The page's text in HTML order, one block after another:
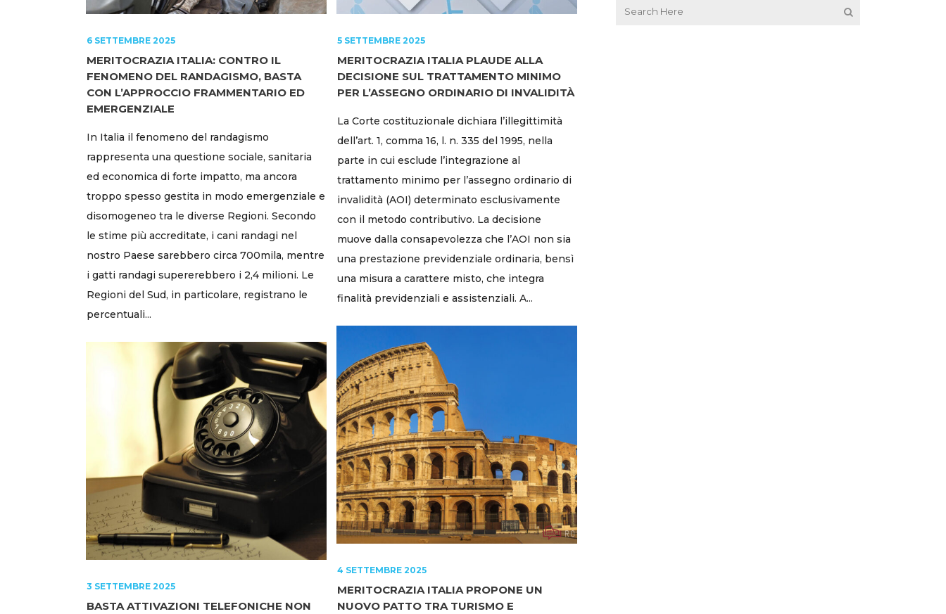
6 SETTEMBRE 2025
MERITOCRAZIA ITALIA: CONTRO IL
FENOMENO DEL RANDAGISMO, BASTA
CON L’APPROCCIO FRAMMENTARIO ED
EMERGENZIALE
In Italia il fenomeno del randagismo
rappresenta una questione sociale, sanitaria
ed economica di forte impatto, ma ancora
troppo spesso gestita in modo emergenziale e
disomogeneo tra le diverse Regioni. Secondo
le stime più accreditate, i cani randagi nel
nostro Paese sarebbero circa 700mila, mentre
i gatti randagi supererebbero i 2,4 milioni. Le
Regioni del Sud, in particolare, registrano le
percentuali...
5 SETTEMBRE 2025
MERITOCRAZIA ITALIA PLAUDE ALLA
DECISIONE SUL TRATTAMENTO MINIMO
PER L’ASSEGNO ORDINARIO DI INVALIDITÀ
La Corte costituzionale dichiara l’illegittimità
dell’art. 1, comma 16, l. n. 335 del 1995, nella
parte in cui esclude l’integrazione al
trattamento minimo per l’assegno ordinario di
invalidità (AOI) determinato esclusivamente
con il metodo contributivo. La decisione
muove dalla consapevolezza che l’AOI non sia
una prestazione previdenziale ordinaria, bensì
una misura a carattere misto, che integra
finalità previdenziali e assistenziali. A...
4 SETTEMBRE 2025
MERITOCRAZIA ITALIA PROPONE UN
NUOVO PATTO TRA TURISMO E
3 SETTEMBRE 2025
BASTA ATTIVAZIONI TELEFONICHE NON